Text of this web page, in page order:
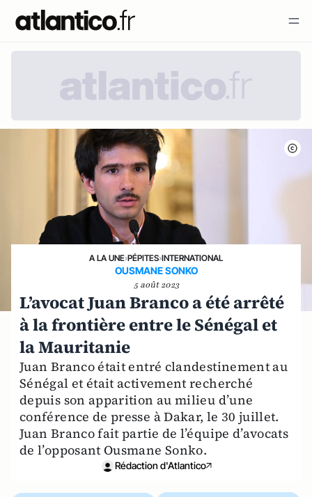
A LA UNE›PÉPITES›INTERNATIONAL
OUSMANE SONKO
5 août 2023
L’avocat Juan Branco a été arrêté
à la frontière entre le Sénégal et
la Mauritanie
Juan Branco était entré clandestinement au
Sénégal et était activement recherché
depuis son apparition au milieu d’une
conférence de presse à Dakar, le 30 juillet.
Juan Branco fait partie de l’équipe d’avocats
de l’opposant Ousmane Sonko.
Rédaction d'Atlantico